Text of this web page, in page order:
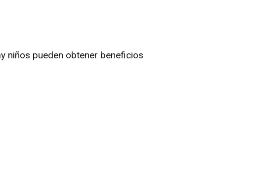
niños pueden obtener beneficios